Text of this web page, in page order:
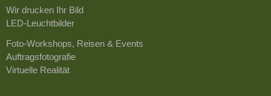
Wir drucken Ihr Bild
LED-Leuchtbilder
Foto-Workshops, Reisen & Events
Auftragsfotografie
Virtuelle Realität